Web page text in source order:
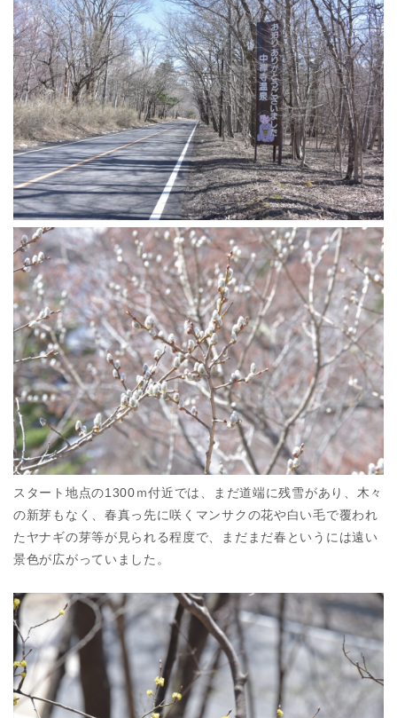
スタート地点の1300ｍ付近では、まだ道端に残雪があり、木々
の新芽もなく、春真っ先に咲くマンサクの花や白い毛で覆われ
たヤナギの芽等が見られる程度で、まだまだ春というには遠い
景色が広がっていました。